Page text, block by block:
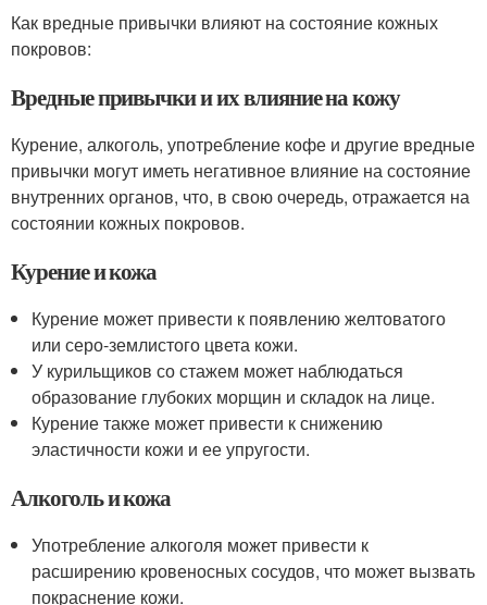
Как вредные привычки влияют на состояние кожных
покровов:
Вредные привычки и их влияние на кожу
Курение, алкоголь, употребление кофе и другие вредные
привычки могут иметь негативное влияние на состояние
внутренних органов, что, в свою очередь, отражается на
состоянии кожных покровов.
Курение и кожа
Курение может привести к появлению желтоватого
или серо-землистого цвета кожи.
У курильщиков со стажем может наблюдаться
образование глубоких морщин и складок на лице.
Курение также может привести к снижению
эластичности кожи и ее упругости.
Алкоголь и кожа
Употребление алкоголя может привести к
расширению кровеносных сосудов, что может вызвать
покраснение кожи.